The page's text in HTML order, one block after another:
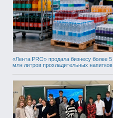
«Лента PRO» продала бизнесу более 5
млн литров прохладительных напитков